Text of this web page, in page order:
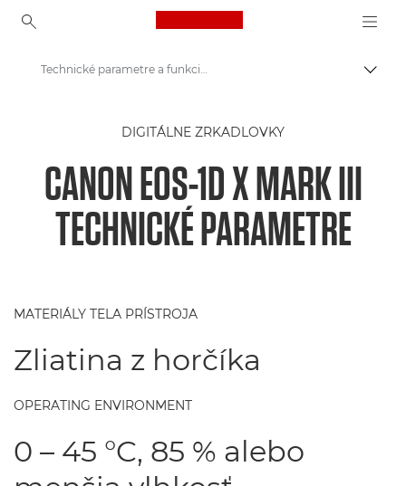
Canon Logo, back to
Digitálne fotoaparáty
Technické parametre a funkcie – EOS-1D X Mark III
DIGITÁLNE ZRKADLOVKY
CANON EOS-1D X MARK III
TECHNICKÉ PARAMETRE
MATERIÁLY TELA PRÍSTROJA
Zliatina z horčíka
OPERATING ENVIRONMENT
0 – 45 °C, 85 % alebo